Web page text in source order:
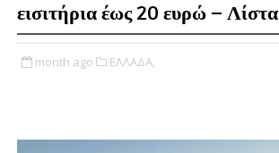
εισιτήρια έως 20 ευρώ – Λίστα
month ago ΕΛΛΑΔΑ,